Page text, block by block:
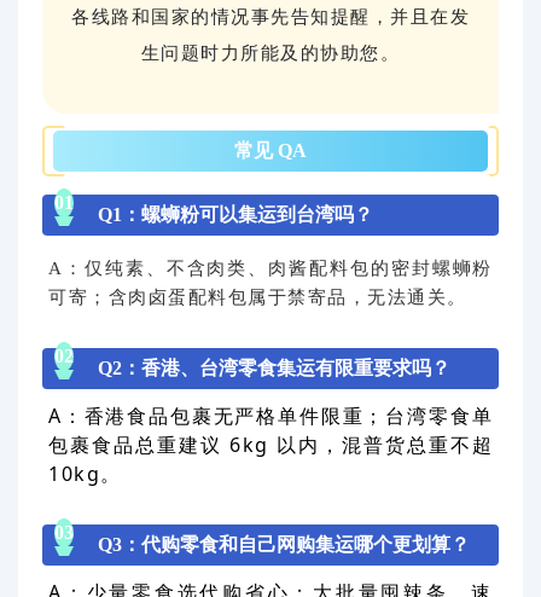
各线路和国家的情况事先告知提醒，并且在发
生问题时力所能及的协助您。
常见 QA
01
Q1：螺蛳粉可以集运到台湾吗？
A：仅纯素、不含肉类、肉酱配料包的密封螺蛳粉
可寄；含肉卤蛋配料包属于禁寄品，无法通关。
02
Q2：香港、台湾零食集运有限重要求吗？
A：香港食品包裹无严格单件限重；台湾零食单
包裹食品总重建议 6kg 以内，混普货总重不超
10kg。
03
Q3：代购零食和自己网购集运哪个更划算？